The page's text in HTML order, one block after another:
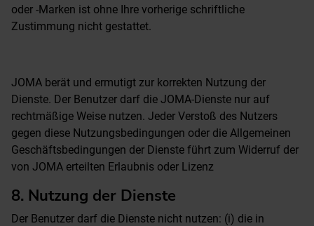
oder -Marken ist ohne Ihre vorherige schriftliche
Zustimmung nicht gestattet.
JOMA berät und ermutigt zur korrekten Nutzung der
Dienste. Der Benutzer darf die JOMA-Dienste nur auf
rechtmäßige Weise nutzen. Jeder Verstoß des Nutzers
gegen diese Nutzungsbedingungen oder die Allgemeinen
Geschäftsbedingungen der Dienste führt zum Widerruf der
von JOMA erteilten Erlaubnis oder Lizenz
8. Nutzung der Dienste
Der Benutzer darf die Dienste nicht nutzen: (i) die in